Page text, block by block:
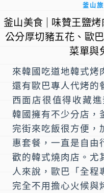
釜山
釜山美食 | 味贊王鹽
公分厚切豬五花、歐
菜單與
來韓國吃道地韓式烤肉，交通方便、價格合理、
還有歐巴專人代烤的
西面店很值得收藏
韓國擁有不少分店，
完街來吃飯很方便，
惠套餐，一直是自由
歡的韓式燒肉店。尤
人來說，歐巴「全程
完全不用擔心火候與